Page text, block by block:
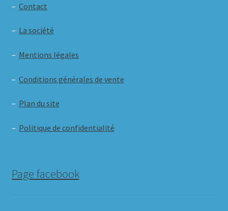
– Contact
– La société
– Mentions légales
– Conditions générales de vente
– Plan du site
– Politique de confidentialité
Page facebook